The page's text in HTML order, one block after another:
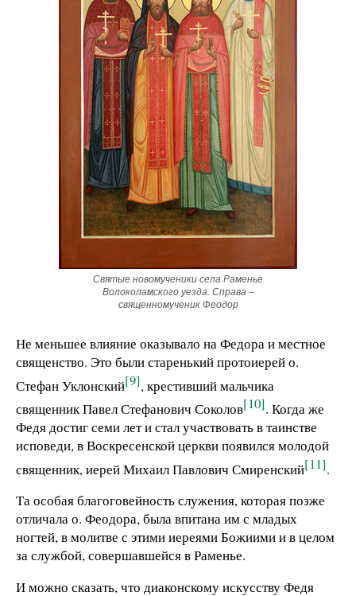
Святые новомученики села Раменье
Волоколамского уезда. Справа –
священномученик Феодор
Не меньшее влияние оказывало на Федора и местное
священство. Это были старенький протоиерей о.
Стефан Уклонский[9], крестивший мальчика
священник Павел Стефанович Соколов[10]. Когда же
Федя достиг семи лет и стал участвовать в таинстве
исповеди, в Воскресенской церкви появился молодой
священник, иерей Михаил Павлович Смиренский[11].
Та особая благоговейность служения, которая позже
отличала о. Феодора, была впитана им с младых
ногтей, в молитве с этими иереями Божиими и в целом
за службой, совершавшейся в Раменье.
И можно сказать, что диаконскому искусству Федя